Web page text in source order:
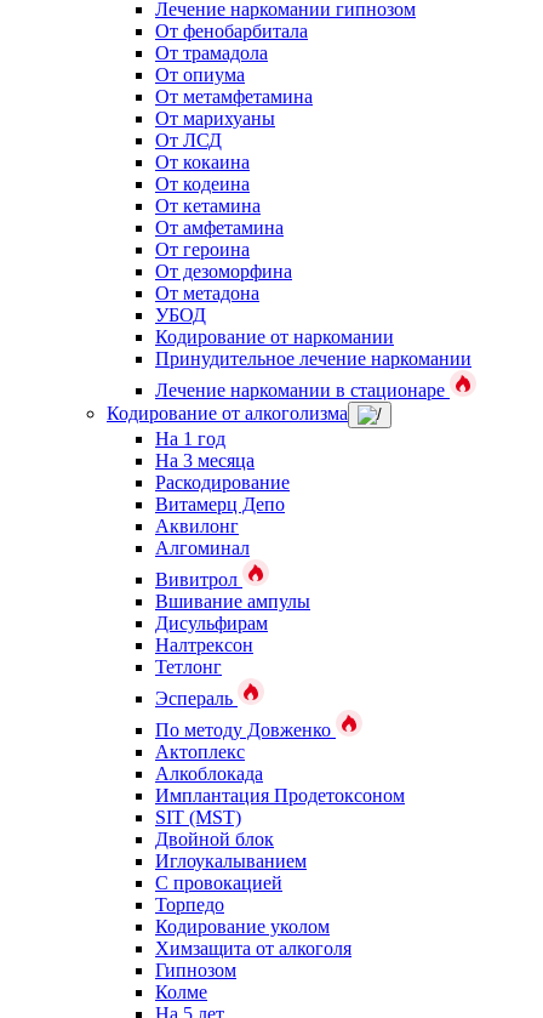
Лечение наркомании гипнозом
От фенобарбитала
От трамадола
От опиума
От метамфетамина
От марихуаны
От ЛСД
От кокаина
От кодеина
От кетамина
От амфетамина
От героина
От дезоморфина
От метадона
УБОД
Кодирование от наркомании
Принудительное лечение наркомании
Лечение наркомании в стационаре
Кодирование от алкоголизма
На 1 год
На 3 месяца
Раскодирование
Витамерц Депо
Аквилонг
Алгоминал
Вивитрол
Вшивание ампулы
Дисульфирам
Налтрексон
Тетлонг
Эспераль
По методу Довженко
Актоплекс
Алкоблокада
Имплантация Продетоксоном
SIT (MST)
Двойной блок
Иглоукалыванием
С провокацией
Торпедо
Кодирование уколом
Химзащита от алкоголя
Гипнозом
Колме
На 5 лет